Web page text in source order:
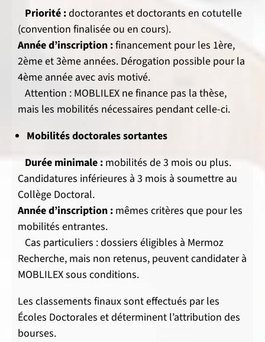
Priorité :doctorantes et doctorants en cotutelle
(convention finalisée ou en cours).
Année d’inscription :financement pour les 1ère,
2ème et 3ème années. Dérogation possible pour la
4ème année avec avis motivé.
Attention : MOBLILEX ne finance pas la thèse,
mais les mobilités nécessaires pendant celle-ci.
Mobilités doctorales sortantes
Durée minimale : mobilités de 3 mois ou plus.
Candidatures inférieures à 3 mois à soumettre au
Collège Doctoral.
Année d’inscription : mêmes critères que pour les
mobilités entrantes.
Cas particuliers : dossiers éligibles à Mermoz
Recherche, mais non retenus, peuvent candidater à
MOBLILEX sous conditions.
Les classements finaux sont effectués par les
Écoles Doctorales et déterminent l’attribution des
bourses.